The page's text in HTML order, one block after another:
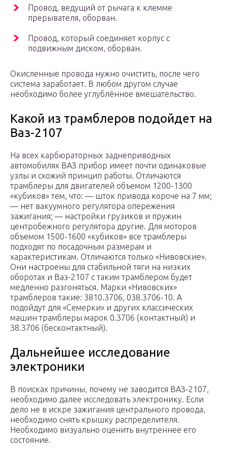
Провод, ведущий от рычага к клемме
прерывателя, оборван.
Провод, который соединяет корпус с
подвижным диском, оборван.
Окисленные провода нужно очистить, после чего
система заработает. В любом другом случае
необходимо более углублённое вмешательство.
Какой из трамблеров подойдет на
Ваз-2107
На всех карбюраторных заднеприводных
автомобилях ВАЗ прибор имеет почти одинаковые
узлы и схожий принцип работы. Отличаются
трамблеры для двигателей объемом 1200-1300
«кубиков» тем, что: — шток привода короче на 7 мм;
— нет вакуумного регулятора опережения
зажигания; — настройки грузиков и пружин
центробежного регулятора другие. Для моторов
объемом 1500-1600 «кубиков» все трамблеры
подходят по посадочным размерам и
характеристикам. Отличаются только «Нивовские».
Они настроены для стабильной тяги на низких
оборотах и Ваз-2107 с таким трамблером будет
медленно разгоняться. Марки «Нивовских»
трамблеров такие: 3810.3706, 038.3706-10. А
подойдут для «Семерки» и других классических
машин трамблеры марок 0.3706 (контактный) и
38.3706 (бесконтактный).
Дальнейшее исследование
электроники
В поисках причины, почему не заводится ВАЗ-2107,
необходимо далее исследовать электронику. Если
дело не в искре зажигания центрального провода,
необходимо снять крышку распределителя.
Необходимо визуально оценить внутреннее его
состояние.